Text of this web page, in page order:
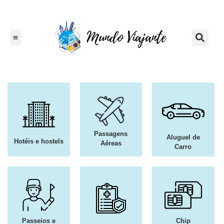
Hotéis e hostels
Passagens
Aéreas
Aluguel de
Carro
Passeios e
Chip